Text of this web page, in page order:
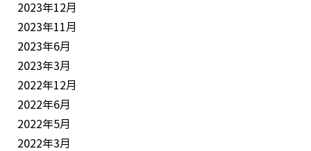
2023年12月
2023年11月
2023年6月
2023年3月
2022年12月
2022年6月
2022年5月
2022年3月